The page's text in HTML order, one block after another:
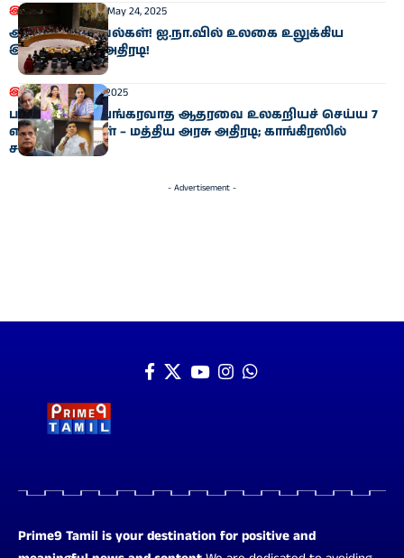
இந்தியா உலகம் May 24, 2025
அதிர்ச்சித் தகவல்கள்! ஐ.நா.வில் உலகை உலுக்கிய
இந்தியாவின் அதிரடி!
இந்தியா May 20, 2025
பாகிஸ்தான் பயங்கரவாத ஆதரவை உலகறியச் செய்ய 7
எம்.பி. குழுக்கள் – மத்திய அரசு அதிரடி; காங்கிரஸில்
சர்ச்சை!
- Advertisement -
Prime9 Tamil is your destination for positive and